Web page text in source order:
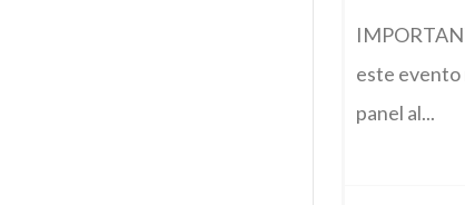
este evento
panel al...